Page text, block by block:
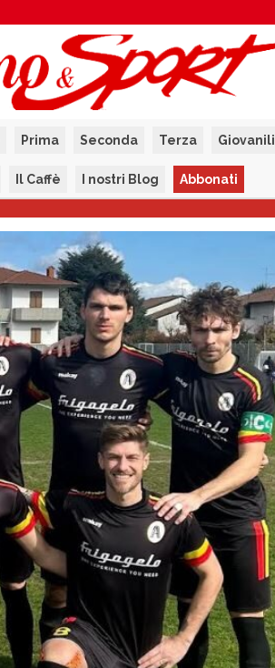
Prima Seconda Terza Giovanili
Il Caffè I nostri Blog Abbonati